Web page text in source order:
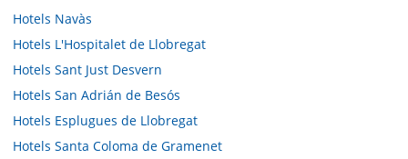
Hotels Navàs
Hotels L'Hospitalet de Llobregat
Hotels Sant Just Desvern
Hotels San Adrián de Besós
Hotels Esplugues de Llobregat
Hotels Santa Coloma de Gramenet